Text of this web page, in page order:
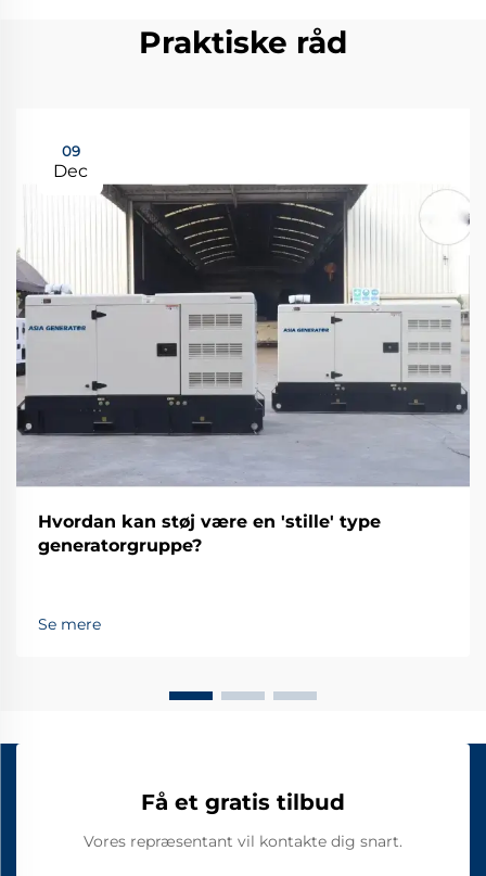
Praktiske råd
09
Dec
Hvordan kan støj være en 'stille' type
generatorgruppe?
Se mere
Få et gratis tilbud
Vores repræsentant vil kontakte dig snart.